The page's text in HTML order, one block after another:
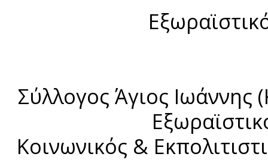
Σύλλογος Άγιος Ιωάννης
Κοινωνικός &